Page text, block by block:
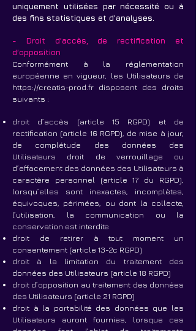
uniquement utilisées par nécessité ou à
des fins statistiques et d’analyses.
- Droit d’accès, de rectification et
d’opposition
Conformément à la réglementation
européenne en vigueur, les Utilisateurs de
https://creatis-prod.fr disposent des droits
suivants :
droit d’accès (article 15 RGPD) et de
rectification (article 16 RGPD), de mise à jour,
de complétude des données des
Utilisateurs droit de verrouillage ou
d’effacement des données des Utilisateurs à
caractère personnel (article 17 du RGPD),
lorsqu’elles sont inexactes, incomplètes,
équivoques, périmées, ou dont la collecte,
l’utilisation, la communication ou la
conservation est interdite
droit de retirer à tout moment un
consentement (article 13-2c RGPD)
droit à la limitation du traitement des
données des Utilisateurs (article 18 RGPD)
droit d’opposition au traitement des données
des Utilisateurs (article 21 RGPD)
droit à la portabilité des données que les
Utilisateurs auront fournies, lorsque ces